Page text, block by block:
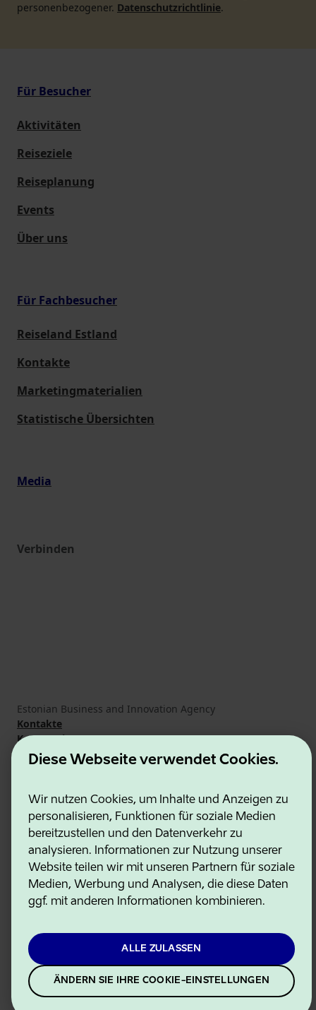
Diese Webseite verwendet Cookies.
Wir nutzen Cookies, um Inhalte und Anzeigen zu
personalisieren, Funktionen für soziale Medien
bereitzustellen und den Datenverkehr zu
analysieren. Informationen zur Nutzung unserer
Website teilen wir mit unseren Partnern für soziale
Medien, Werbung und Analysen, die diese Daten
ggf. mit anderen Informationen kombinieren.
ALLE ZULASSEN
ÄNDERN SIE IHRE COOKIE-EINSTELLUNGEN
personenbezogener. Datenschutzrichtlinie.
Für Besucher
Aktivitäten
Reiseziele
Reiseplanung
Events
Über uns
Für Fachbesucher
Reiseland Estland
Kontakte
Marketingmaterialien
Statistische Übersichten
Media
Verbinden
Estonian Business and Innovation Agency
Kontakte
Kooperationspartner
Nutzungsbedingungen
Cookie- und Datenschutzrichtlinie